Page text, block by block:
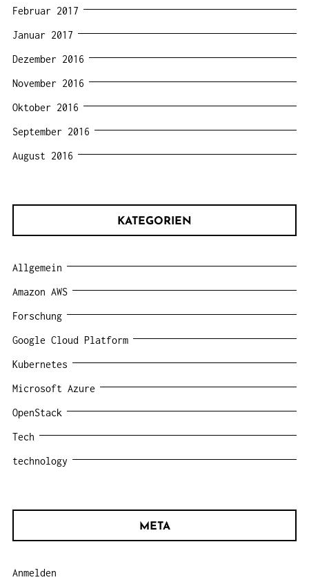
Februar 2017
Januar 2017
Dezember 2016
November 2016
Oktober 2016
September 2016
August 2016
KATEGORIEN
Allgemein
Amazon AWS
Forschung
Google Cloud Platform
Kubernetes
Microsoft Azure
OpenStack
Tech
technology
META
Anmelden